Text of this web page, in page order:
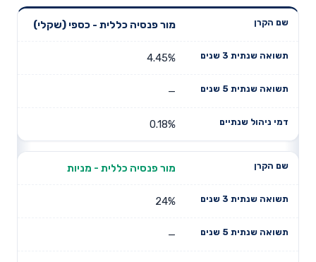
שנים
תשואה
דמי ניהול
מור פנסיה כללית - כספי (שקלי)
4.45%
—
0.18%
מור פנסיה כללית - מניות
24%
—